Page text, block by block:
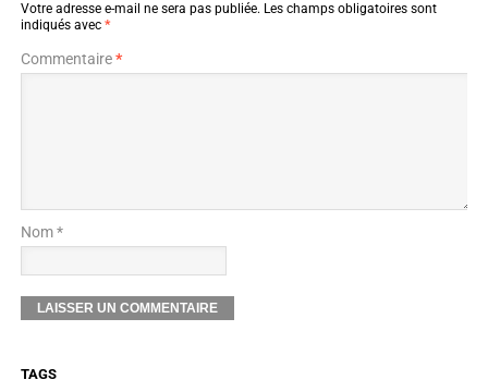
Votre adresse e-mail ne sera pas publiée. Les champs obligatoires sont
indiqués avec *
Commentaire*
Nom *
TAGS